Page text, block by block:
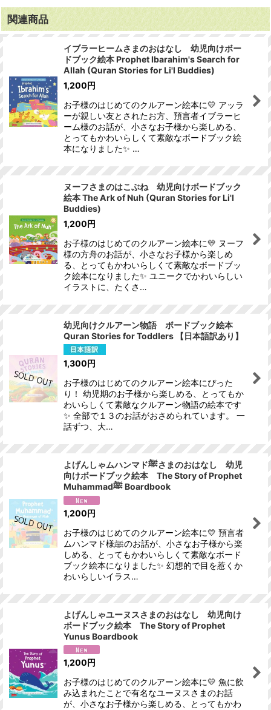
関連商品
イブラーヒームさまのおはなし 幼児向けボー
ドブック絵本 Prophet Ibarahim's Search for
Allah (Quran Stories for Li'l Buddies)
1,200円
お子様のはじめてのクルアーン絵本に💛 アッラ
ーが親しい友とされたお方、預言者イブラーヒ
ーム様のお話が、小さなお子様から楽しめる、
とってもかわいらしくて素敵なボードブック絵
本になりました✨ …
ヌーフさまのはこぶね 幼児向けボードブック
絵本 The Ark of Nuh (Quran Stories for Li'l
Buddies)
1,200円
お子様のはじめてのクルアーン絵本に💛 ヌーフ
様の方舟のお話が、小さなお子様から楽しめ
る、とってもかわいらしくて素敵なボードブッ
ク絵本になりました✨ ユニークでかわいらしい
イラストに、たくさ…
幼児向けクルアーン物語 ボードブック絵本
Quran Stories for Toddlers 【日本語訳あり】
1,300円
お子様のはじめてのクルアーン絵本にぴった
り！ 幼児期のお子様から楽しめる、とってもか
わいらしくて素敵なクルアーン物語の絵本です
✨ 全部で１３のお話がおさめられています。 一
話ずつ、大…
よげんしゃムハンマドﷺさまのおはなし 幼児
向けボードブック絵本 The Story of Prophet
Muhammadﷺ Boardbook
1,200円
お子様のはじめてのクルアーン絵本に💛 預言者
ムハンマド様ﷺのお話が、小さなお子様から楽
しめる、とってもかわいらしくて素敵なボード
ブック絵本になりました✨ 幻想的で目を惹くか
わいらしいイラス…
よげんしゃユーヌスさまのおはなし 幼児向け
ボードブック絵本 The Story of Prophet
Yunus Boardbook
1,200円
お子様のはじめてのクルアーン絵本に💛 魚に飲
み込まれたことで有名なユーヌスさまのお話
が、小さなお子様から楽しめる、とってもかわ